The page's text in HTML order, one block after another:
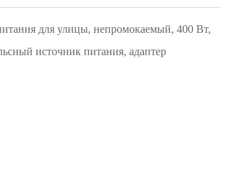
для улицы, непромокаемый, 400 Вт,
источник питания, адаптер